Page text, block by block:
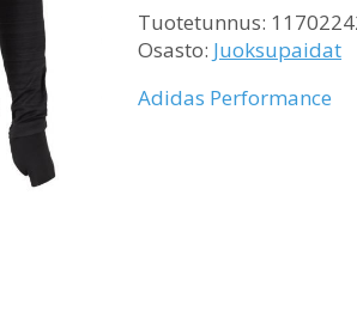
Tuotetunnus:
Osasto: Juoksupaidat
Adidas Performance